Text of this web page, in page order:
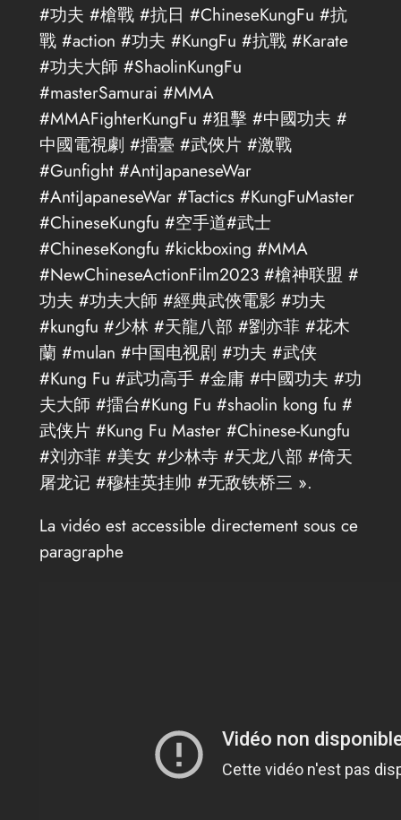
#功夫 #槍戰 #抗日 #ChineseKungFu #抗
戰 #action #功夫 #KungFu #抗戰 #Karate
#功夫大師 #ShaolinKungFu
#masterSamurai #MMA
#MMAFighterKungFu #狙擊 #中國功夫 #
中國電視劇 #擂臺 #武俠片 #激戰
#Gunfight #AntiJapaneseWar
#AntiJapaneseWar #Tactics #KungFuMaster
#ChineseKungfu #空手道#武士
#ChineseKongfu #kickboxing #MMA
#NewChineseActionFilm2023 #槍神联盟 #
功夫 #功夫大師 #經典武俠電影 #功夫
#kungfu #少林 #天龍八部 #劉亦菲 #花木
蘭 #mulan #中国电视剧 #功夫 #武侠
#Kung Fu #武功高手 #金庸 #中國功夫 #功
夫大師 #擂台#Kung Fu #shaolin kong fu #
武侠片 #Kung Fu Master #Chinese-Kungfu
#刘亦菲 #美女 #少林寺 #天龙八部 #倚天
屠龙记 #穆桂英挂帅 #无敌铁桥三 ».
La vidéo est accessible directement sous ce
paragraphe